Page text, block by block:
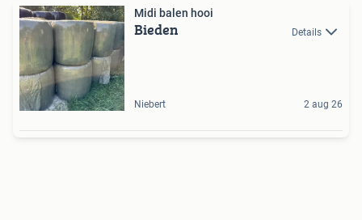
Midi balen hooi
Bieden Details
Niebert 2 aug 26